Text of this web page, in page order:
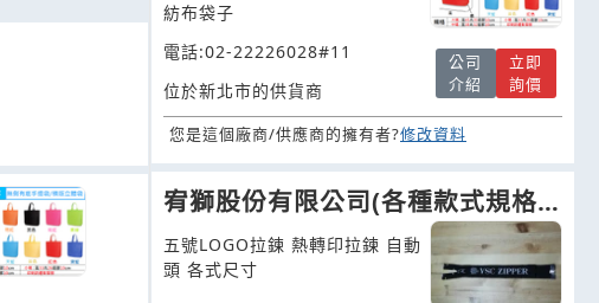
紡布袋子
電話:02-22226028#11
位於新北市的供貨商
公司
介紹
立即
詢價
您是這個廠商/供應商的擁有者?修改資料
宥獅股份有限公司(各種款式規格
拉鍊、拉頭，適用行李箱、包、
袋、
五號LOGO拉鍊 熱轉印拉鍊 自動
頭 各式尺寸